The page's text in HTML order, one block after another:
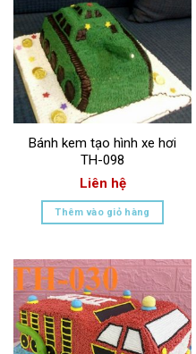
Bánh kem tạo hình xe hơi
TH-098
Liên hệ
Thêm vào giỏ hàng